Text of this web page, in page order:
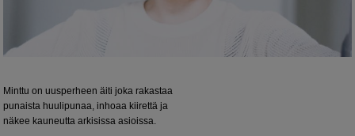
Minttu on uusperheen äiti joka rakastaa
punaista huulipunaa, inhoaa kiirettä ja
näkee kauneutta arkisissa asioissa.